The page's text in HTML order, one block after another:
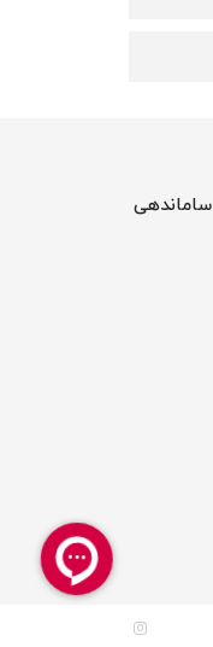
ساماندهی